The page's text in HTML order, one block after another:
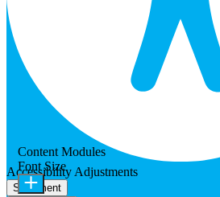
Accessibility Adjustments
Statement
Content Modules
Font Size